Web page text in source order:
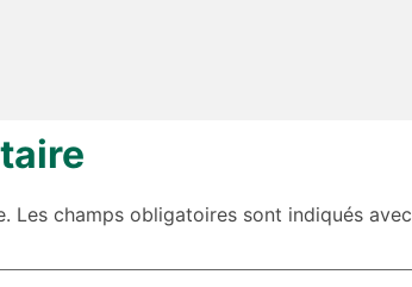
Les champs obligatoires sont indiqués avec